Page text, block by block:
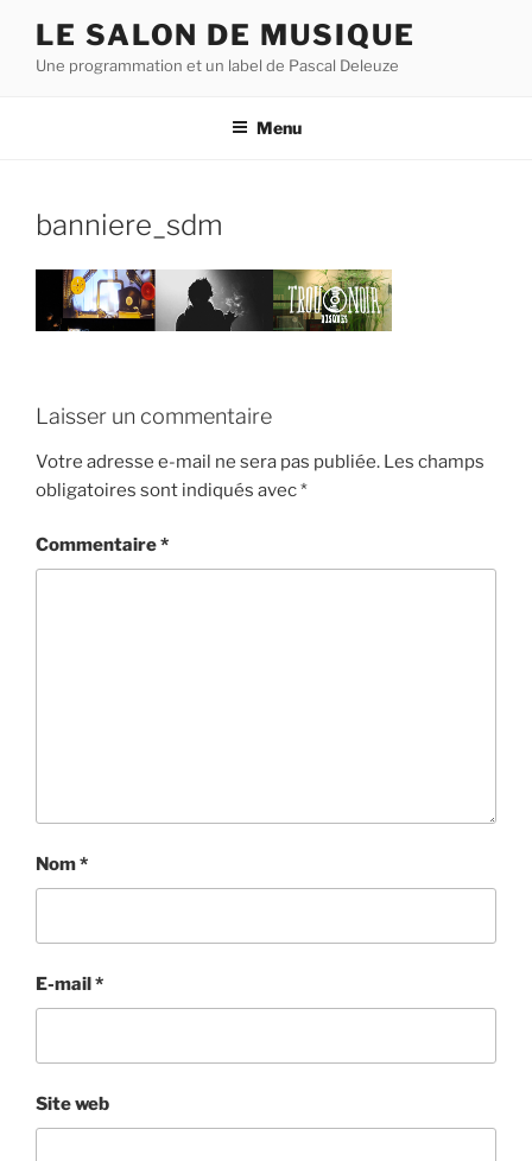
contenu
LE SALON DE MUSIQUE
Une programmation et un label de Pascal Deleuze
Menu
banniere_sdm
Laisser un commentaire
Votre adresse e-mail ne sera pas publiée. Les champs
obligatoires sont indiqués avec*
Commentaire*
Nom*
E-mail*
Site web